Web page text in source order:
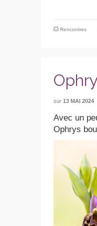
Rencontres
sur13 MAI 2024
Avec un
Ophrys